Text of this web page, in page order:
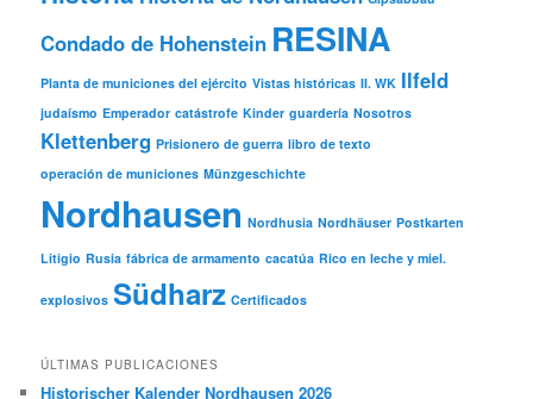
Condado de Hohenstein RESINA
Planta de municiones del ejército Vistas históricas II. WK Ilfeld
judaísmo Emperador catástrofe Kinder guardería Nosotros
Klettenberg Prisionero de guerra libro de texto
operación de municiones Münzgeschichte
Nordhausen Nordhusia Nordhäuser Postkarten
Litigio Rusia fábrica de armamento cacatúa Rico en leche y miel.
explosivos Südharz Certificados
ÚLTIMAS PUBLICACIONES
Historischer Kalender Nordhausen 2026